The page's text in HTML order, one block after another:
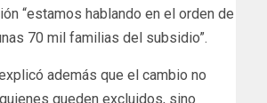
“estamos hablando en el orden de
70 mil familias del subsidio”.
además que el cambio no
queden excluidos, sino